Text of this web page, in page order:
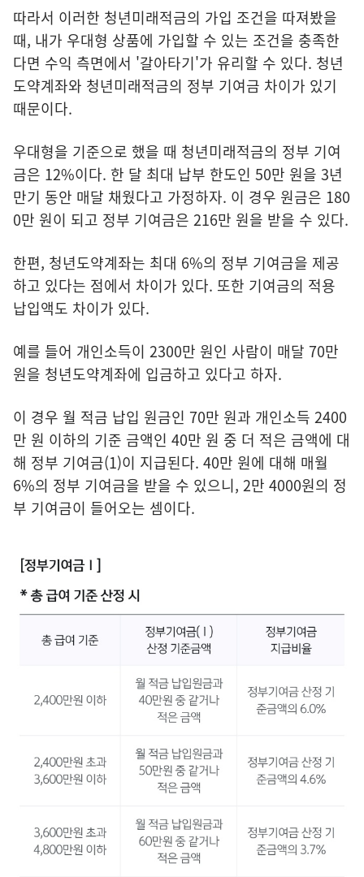
따라서 이러한 청년미래적금의 가입 조건을 따져봤을
때, 내가 우대형 상품에 가입할 수 있는 조건을 충족한
다면 수익 측면에서 '갈아타기'가 유리할 수 있다. 청년
도약계좌와 청년미래적금의 정부 기여금 차이가 있기
때문이다.
우대형을 기준으로 했을 때 청년미래적금의 정부 기여
금은 12%이다. 한 달 최대 납부 한도인 50만 원을 3년
만기 동안 매달 채웠다고 가정하자. 이 경우 원금은 180
0만 원이 되고 정부 기여금은 216만 원을 받을 수 있다.
한편, 청년도약계좌는 최대 6%의 정부 기여금을 제공
하고 있다는 점에서 차이가 있다. 또한 기여금의 적용
납입액도 차이가 있다.
예를 들어 개인소득이 2300만 원인 사람이 매달 70만
원을 청년도약계좌에 입금하고 있다고 하자.
이 경우 월 적금 납입 원금인 70만 원과 개인소득 2400
만 원 이하의 기준 금액인 40만 원 중 더 적은 금액에 대
해 정부 기여금(1)이 지급된다. 40만 원에 대해 매월
6%의 정부 기여금을 받을 수 있으니, 2만 4000원의 정
부 기여금이 들어오는 셈이다.